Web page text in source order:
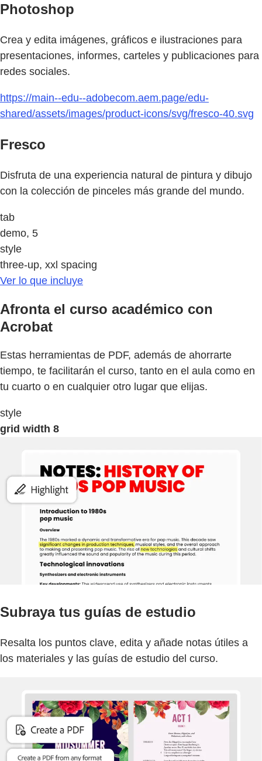
Photoshop
Crea y edita imágenes, gráficos e ilustraciones para
presentaciones, informes, carteles y publicaciones para
redes sociales.
https://main--edu--adobecom.aem.page/edu-
shared/assets/images/product-icons/svg/fresco-40.svg
Fresco
Disfruta de una experiencia natural de pintura y dibujo
con la colección de pinceles más grande del mundo.
tab
demo, 5
style
three-up, xxl spacing
Ver lo que incluye
Afronta el curso académico con
Acrobat
Estas herramientas de PDF, además de ahorrarte
tiempo, te facilitarán el curso, tanto en el aula como en
tu cuarto o en cualquier otro lugar que elijas.
style
grid width 8
Subraya tus guías de estudio
Resalta los puntos clave, edita y añade notas útiles a
los materiales y las guías de estudio del curso.